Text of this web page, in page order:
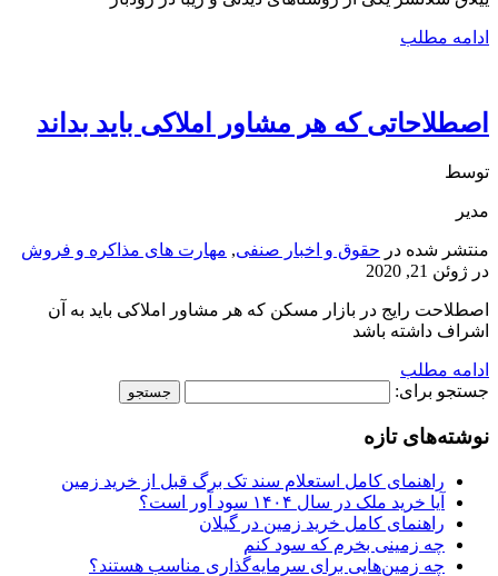
ادامه مطلب
اصطلاحاتی که هر مشاور املاکی باید بداند
توسط
مدیر
منتشر شده در حقوق و اخبار صنفی, مهارت های مذاکره و فروش
در ژوئن 21, 2020
اصطلاحت رایج در بازار مسکن که هر مشاور املاکی باید به آن
اشراف داشته باشد
ادامه مطلب
جستجو برای:
نوشته‌های تازه
راهنمای کامل استعلام سند تک برگ قبل از خرید زمین
آیا خرید ملک در سال ۱۴۰۴ سود آور است؟
راهنمای کامل خرید زمین در گیلان
چه زمینی بخرم که سود کنم
چه زمین‌هایی برای سرمایه‌گذاری مناسب هستند؟